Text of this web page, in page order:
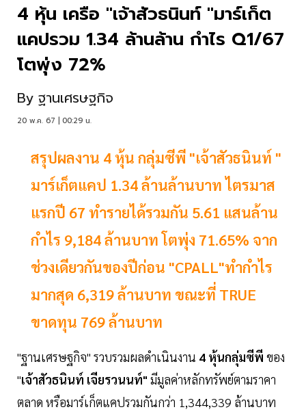
4 หุ้น เครือ "เจ้าสัวธนินท์ "มาร์เก็ต
แคปรวม 1.34 ล้านล้าน กำไร Q1/67
โตพุ่ง 72%
By ฐานเศรษฐกิจ
20 พ.ค. 67 | 00:29 น.
สรุปผลงาน 4 หุ้น กลุ่มซีพี "เจ้าสัวธนินท์ "
มาร์เก็ตแคป 1.34 ล้านล้านบาท ไตรมาส
แรกปี 67 ทำรายได้รวมกัน 5.61 แสนล้าน
กำไร 9,184 ล้านบาท โตพุ่ง 71.65% จาก
ช่วงเดียวกันของปีก่อน "CPALL"ทำกำไร
มากสุด 6,319 ล้านบาท ขณะที่ TRUE
ขาดทุน 769 ล้านบาท
"ฐานเศรษฐกิจ" รวบรวมผลดำเนินงาน 4 หุ้นกลุ่มซีพี ของ
"เจ้าสัวธนินท์ เจียรวนนท์" มีมูลค่าหลักทรัพย์ตามราคา
ตลาด หรือมาร์เก็ตแคปรวมกันกว่า 1,344,339 ล้านบาท